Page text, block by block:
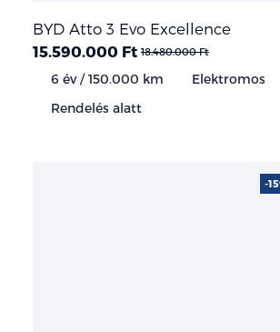
BYD Atto 3 Evo Excellence
15.590.000 Ft 18.480.000 Ft
6 év / 150.000 km Elektromos
Rendelés alatt
-